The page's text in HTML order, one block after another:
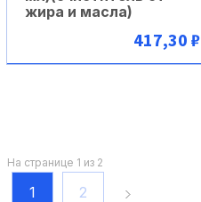
жира и масла)
417,30 ₽
На странице 1 из 2
1 2